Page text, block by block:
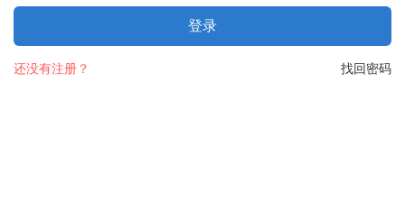
登录
找回密码
还没有注册？